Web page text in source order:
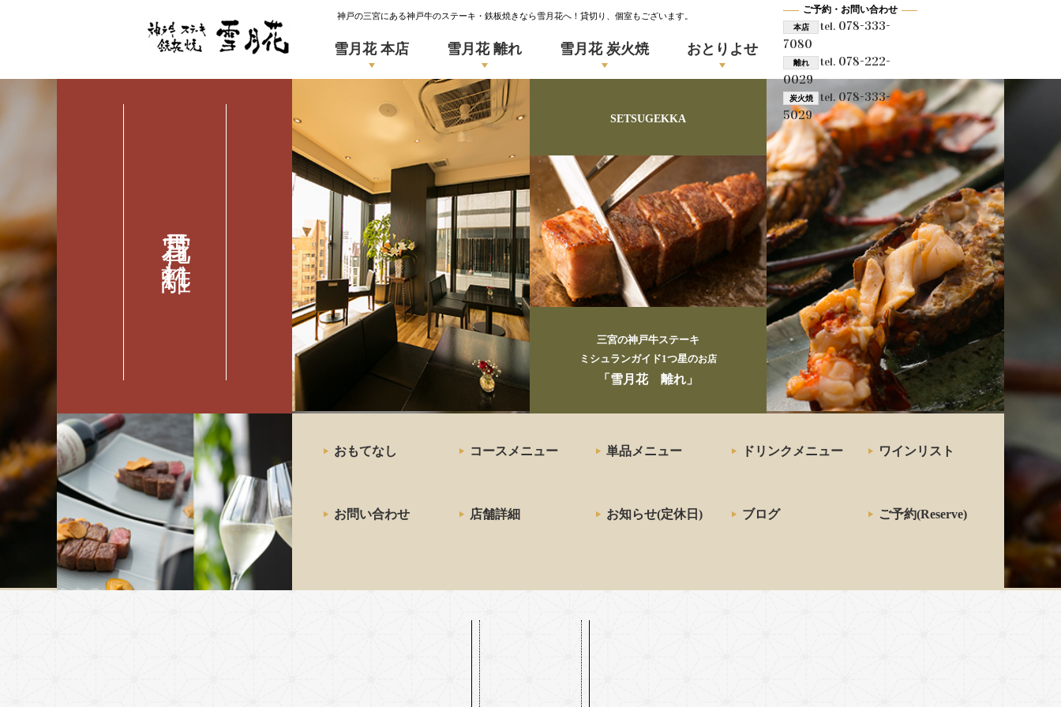
神戸の三宮にある神戸牛のステーキ・鉄板焼きなら雪月花へ！貸切り、個室もございます。
雪月花 本店 雪月花 離れ 雪月花 炭火焼 おとりよせ
ご予約・お問い合わせ
本店 tel. 078-333-
7080
離れ tel. 078-222-
0029
炭火焼 tel.078-333-
5029
雪月花 離れ
SETSUGEKKA
三宮の神戸牛ステーキ
ミシュランガイド1つ星のお店
「雪月花 離れ」
最高級の
神戸牛
ステーキ
おもてなし コースメニュー 単品メニュー ドリンクメニュー ワインリスト
お問い合わせ 店舗詳細 お知らせ(定休日) ブログ ご予約(Reserve)